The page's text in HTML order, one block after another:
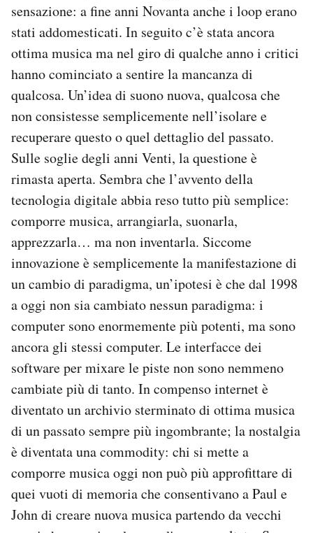
sensazione: a fine anni Novanta anche i loop erano
stati addomesticati. In seguito c’è stata ancora
ottima musica ma nel giro di qualche anno i critici
hanno cominciato a sentire la mancanza di
qualcosa. Un’idea di suono nuova, qualcosa che
non consistesse semplicemente nell’isolare e
recuperare questo o quel dettaglio del passato.
Sulle soglie degli anni Venti, la questione è
rimasta aperta. Sembra che l’avvento della
tecnologia digitale abbia reso tutto più semplice:
comporre musica, arrangiarla, suonarla,
apprezzarla… ma non inventarla. Siccome
innovazione è semplicemente la manifestazione di
un cambio di paradigma, un’ipotesi è che dal 1998
a oggi non sia cambiato nessun paradigma: i
computer sono enormemente più potenti, ma sono
ancora gli stessi computer. Le interfacce dei
software per mixare le piste non sono nemmeno
cambiate più di tanto. In compenso internet è
diventato un archivio sterminato di ottima musica
di un passato sempre più ingombrante; la nostalgia
è diventata una commodity: chi si mette a
comporre musica oggi non può più approfittare di
quei vuoti di memoria che consentivano a Paul e
John di creare nuova musica partendo da vecchi